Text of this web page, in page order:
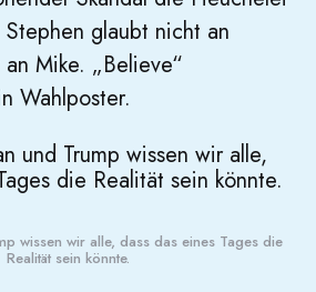
glaubt nicht an
Mike. „Believe“
Wahlposter.
wissen wir alle, dass das eines Tages die
Realität sein könnte.